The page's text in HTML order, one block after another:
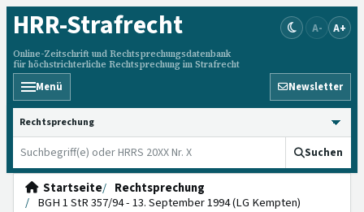
HRR-Strafrecht
Online-Zeitschrift und Rechtsprechungsdatenbank
für höchstrichterliche Rechtsprechung im Strafrecht
A- A+
Menü Newsletter
HRRS durchsuchen
Suchen
Startseite
Rechtsprechung
BGH 1 StR 357/94 - 13. September 1994 (LG Kempten)